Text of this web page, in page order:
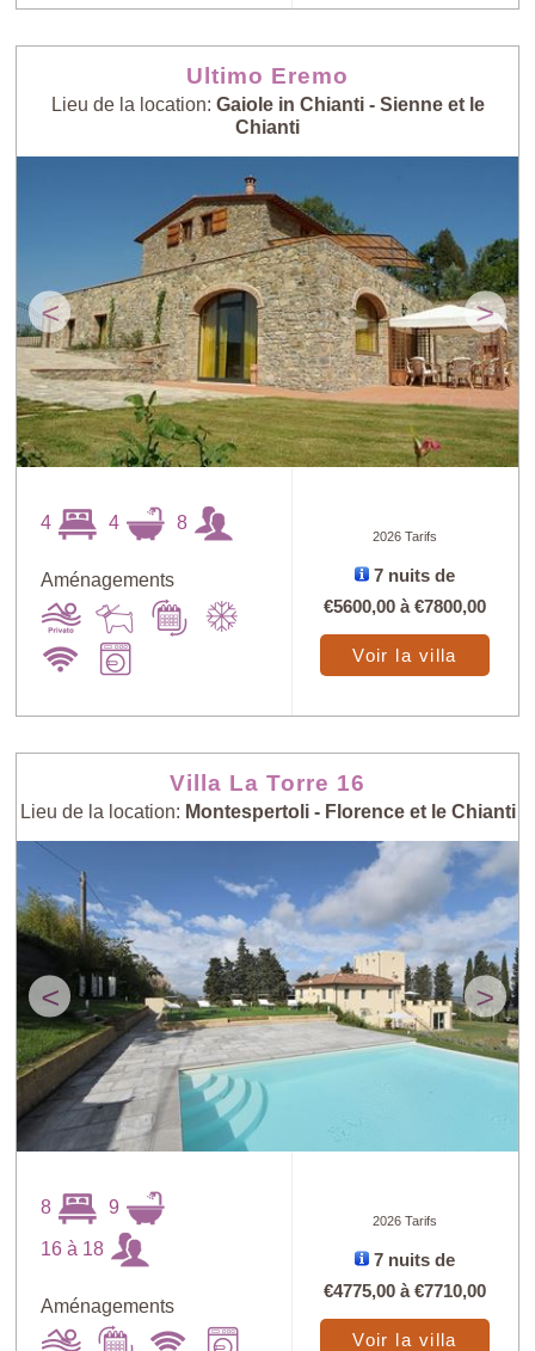
au petit bonheur Prix: - > +
Ultimo Eremo
Lieu de la location: Gaiole in Chianti - Sienne et le
Chianti
< >
4 4 8
Aménagements
2026 Tarifs
7 nuits de
€5600,00 à€7800,00
Voir la villa
Villa La Torre 16
Lieu de la location: Montespertoli - Florence et le Chianti
< >
8 9
16 à 18
Aménagements
2026 Tarifs
7 nuits de
€4775,00 à€7710,00
Voir la villa